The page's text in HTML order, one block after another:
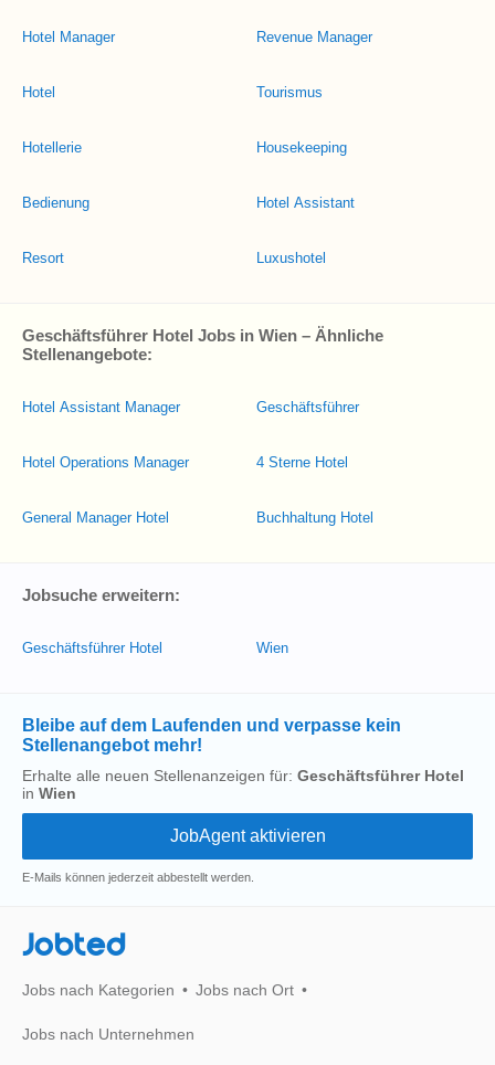
Hotel Manager
Hotel
Hotellerie
Bedienung
Resort
Revenue Manager
Tourismus
Housekeeping
Hotel Assistant
Luxushotel
Geschäftsführer Hotel Jobs in Wien – Ähnliche
Stellenangebote:
Hotel Assistant Manager
Hotel Operations Manager
General Manager Hotel
Geschäftsführer
4 Sterne Hotel
Buchhaltung Hotel
Jobsuche erweitern:
Geschäftsführer Hotel Wien
Bleibe auf dem Laufenden und verpasse kein
Stellenangebot mehr!
Erhalte alle neuen Stellenanzeigen für: Geschäftsführer Hotel
in Wien
E-Mails können jederzeit abbestellt werden.
Jobted
Jobs nach Kategorien Jobs nach Ort
Jobs nach Unternehmen